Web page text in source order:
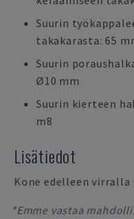
Suurin
takakarasta: 65
Suurin
Ø10 mm
Suurin kierteen
m8
Lisätiedot
Kone edelleen virralla
*Emme vastaa